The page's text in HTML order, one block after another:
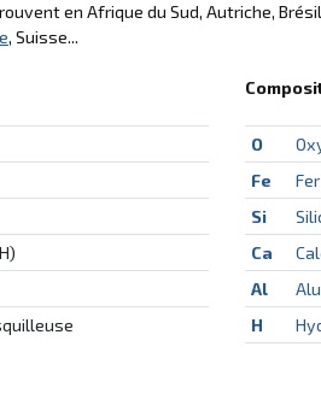
en Afrique du Sud, Autriche,
, Suisse...
O
Fe
Fer
Si
Ca
Al
H